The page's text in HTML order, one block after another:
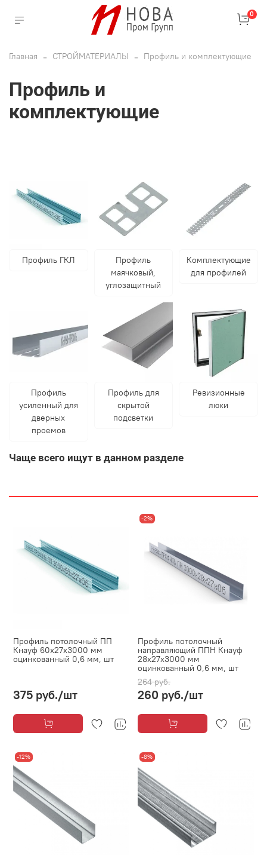
0
Главная СТРОЙМАТЕРИАЛЫ Профиль и комплектующие
Профиль и
комплектующие
Профиль ГКЛ
Профиль
маячковый,
углозащитный
Комплектующие
для профилей
Профиль
усиленный для
дверных
проемов
Профиль для
скрытой
подсветки
Ревизионные
люки
Чаще всего ищут в данном разделе
Профиль потолочный ПП
Кнауф 60х27х3000 мм
оцинкованный 0,6 мм, шт
375 руб./шт
-2%
Профиль потолочный
направляющий ППН Кнауф
28х27х3000 мм
оцинкованный 0,6 мм, шт
264 руб.
260 руб./шт
-12% -8%